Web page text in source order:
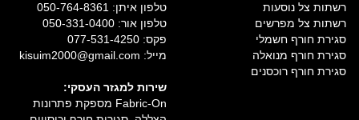
רשתות צל נוסעות
רשתות צל מפרשים
סגירת חורף חשמלי
סגירת חורף מנואלה
סגירת חורף רוכסנים
טלפון איתן: 050-764-8361
טלפון אור: 050-331-0400
פקס: 077-531-4250
מייל: kisuim2000@gmail.com
שירות למגזר העסקי:
Fabric‑On מספקת פתרונות